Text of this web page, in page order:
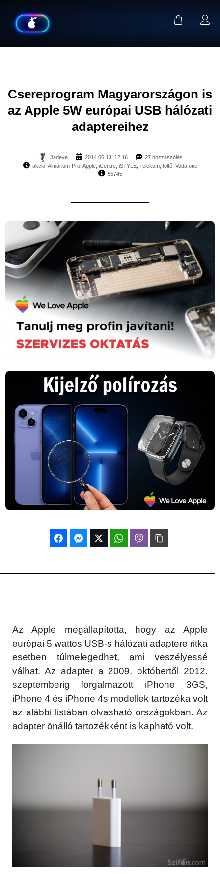
Csereprogram Magyarországon is
az Apple 5W európai USB hálózati
adaptereihez
Jadeye 2014.06.13. 12:16
27 hozzászólás
akció, Almárium-Pro, Apple, iCentre, iSTYLE, Telekom, töltő, Vodafone
55745
Az Apple megállapította, hogy az Apple
európai 5 wattos USB-s hálózati adaptere ritka
esetben túlmelegedhet, ami veszélyessé
válhat. Az adapter a 2009. októbertől 2012.
szeptemberig forgalmazott iPhone 3GS,
iPhone 4 és iPhone 4s modellek tartozéka volt
az alábbi listában olvasható országokban. Az
adapter önálló tartozékként is kapható volt.